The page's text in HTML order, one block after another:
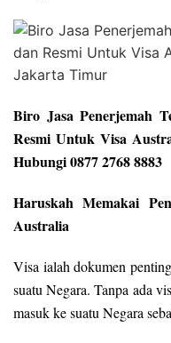
Biro Jasa Penerjemah
Resmi Untuk Visa
Hubungi 0877 2768 8883
Haruskah Memakai
Australia
Visa ialah dokumen
suatu Negara. Tanpa ada
masuk ke suatu Negara